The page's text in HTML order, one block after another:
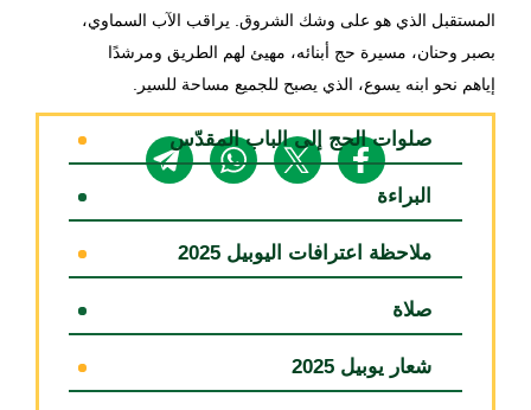
المستقبل الذي هو على وشك الشروق. يراقب الآب السماوي،
بصبر وحنان، مسيرة حج أبنائه، مهيئ لهم الطريق ومرشدًا
إياهم نحو ابنه يسوع، الذي يصبح للجميع مساحة للسير.
صلوات الحج إلى الباب المقدّس
البراءة
ملاحظة اعترافات اليوبيل 2025
صلاة
شعار يوبيل 2025